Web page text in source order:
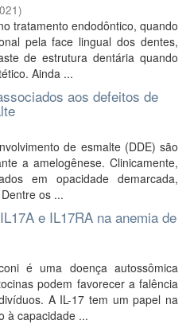
)
tratamento endodôntico, quando
pela face lingual dos dentes,
de estrutura dentária quando
Ainda ...
aos defeitos de
de esmalte (DDE) são
a amelogênese. Clinicamente,
em opacidade demarcada,
os ...
e IL17RA na anemia de
é uma doença autossômica
podem favorecer a falência
A IL-17 tem um papel na
à capacidade ...